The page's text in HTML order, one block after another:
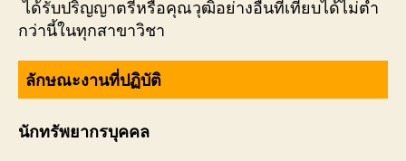
ได้รับปริญญาตรีหรือคุณวุฒิอย่างอื่นที่เทียบได้ไม่ต่ำ
กว่านี้ในทุกสาขาวิชา
ลักษณะงานที่ปฏิบัติ
นักทรัพยากรบุคคล